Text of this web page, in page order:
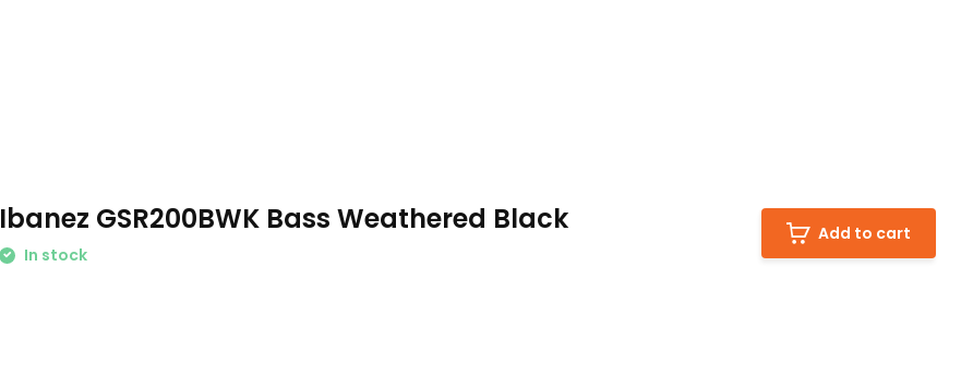
Ibanez GSR200BWK Bass Weathered Black
In stock
Add to cart